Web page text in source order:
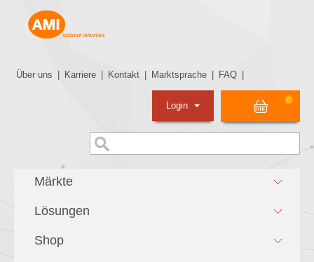
Über uns Karriere Kontakt Marktsprache FAQ
0
Login
Märkte
Lösungen
Shop